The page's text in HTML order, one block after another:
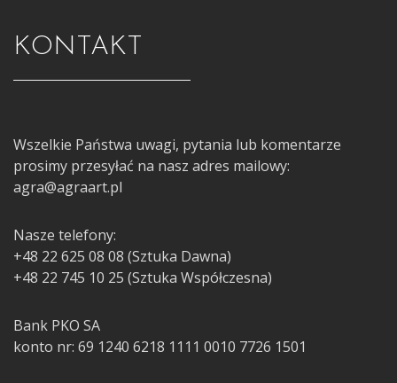
KONTAKT
Wszelkie Państwa uwagi, pytania lub komentarze
prosimy przesyłać na nasz adres mailowy:
agra@agraart.pl
Nasze telefony:
+48 22 625 08 08 (Sztuka Dawna)
+48 22 745 10 25 (Sztuka Współczesna)
Bank PKO SA
konto nr: 69 1240 6218 1111 0010 7726 1501